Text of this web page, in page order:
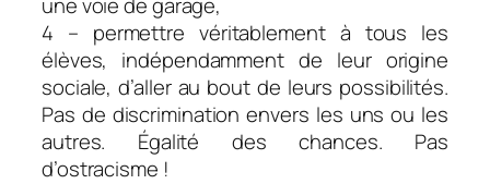
4 – permettre véritablement à tous les
élèves, indépendamment de leur origine
sociale, d’aller au bout de leurs possibilités.
Pas de discrimination envers les uns ou les
autres. Égalité des chances. Pas
d’ostracisme !